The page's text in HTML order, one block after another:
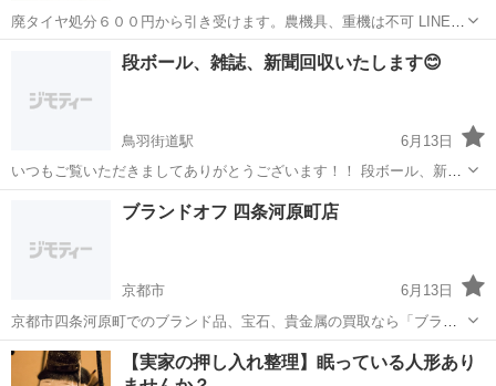
廃タイヤ処分６００円から引き受けます。農機具、重機は不可 LINE友
だち募集中！お得な情報を配信 →https://lin.ee/VtHuO0e
南丹市 園部駅 リサイクルショップ タイヤ
段ボール、雑誌、新聞回収いたします😊
鳥羽街道駅
6月13日
いつもご覧いただきましてありがとうございます！！ 段ボール、新
聞、雑誌、 重たくて、かさばって、邪魔になって、。。。 というそこ
のあなた！そこの会社様！ 少量から超大量まで、回収いたします！ お
菓子箱や、ボール紙なども...
鳥羽街道駅 リサイクルショップ
ブランドオフ 四条河原町店
京都市
6月13日
京都市四条河原町でのブランド品、宝石、貴金属の買取なら「ブラン
ドオフ」四条河原町店へ。 「京都河原町駅」より徒歩2分、「祇園四
条駅」より徒歩5分の河原町通り沿いに店舗がございます。 経験豊富
京都 京都市 リサイクルショップ 買取
【実家の押し入れ整理】眠っている人形あり